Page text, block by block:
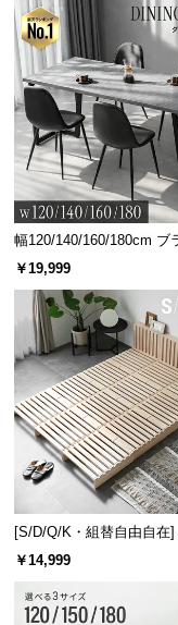
幅120/140/160/180cm ブ
レーム ダイニング 大理石
￥19,999
[S/D/Q/K・組替自由自在]
ベッド 8/12/16枚セット
￥14,999